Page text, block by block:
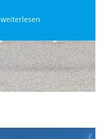
weiterlesen